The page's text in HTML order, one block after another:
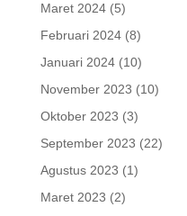
Maret 2024(5)
Februari 2024(8)
Januari 2024(10)
November 2023 (10)
Oktober 2023 (3)
September 2023 (22)
Agustus 2023 (1)
Maret 2023 (2)